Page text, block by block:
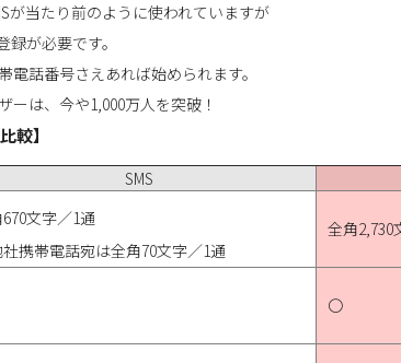
が当たり前のように使われていますが
が必要です。
電話番号さえあれば始められます。
ーは、今や1,000万人を突破！
較】
SMS
文字／1通
携帯電話宛は全角70文字／1通
全角2,730
〇